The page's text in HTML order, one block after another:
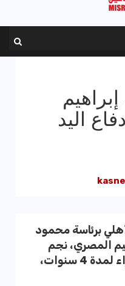
اليد
برئاسة محمود
المصري، نجم
فريق كرة اليد بالقلعة الحمراء لمدة 4 سنوات،